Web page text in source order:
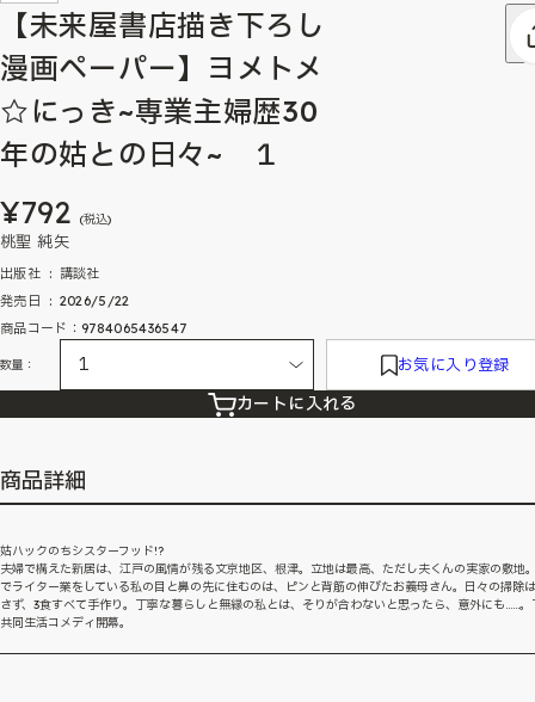
【未来屋書店描き下ろし
漫画ペーパー】ヨメトメ
☆にっき~専業主婦歴30
年の姑との日々~ １
¥792 (税込)
桃聖 純矢
出版社 ‏ : ‎ 講談社
発売日 ‏ : ‎ 2026/5/22
商品コード：9784065436547
数量： お気に入り登録
カートに入れる
商品詳細
姑ハックのちシスターフッド!?
夫婦で構えた新居は、江戸の風情が残る文京地区、根津。立地は最高、ただし夫くんの実家の敷地
でライター業をしている私の目と鼻の先に住むのは、ピンと背筋の伸びたお義母さん。日々の掃除
さず、3食すべて手作り。丁寧な暮らしと無縁の私とは、そりが合わないと思ったら、意外にも......。
共同生活コメディ開幕。